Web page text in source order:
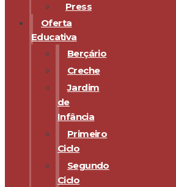
Press
Oferta
Educativa
Berçário
Creche
Jardim
de
Infância
Primeiro
Ciclo
Segundo
Ciclo